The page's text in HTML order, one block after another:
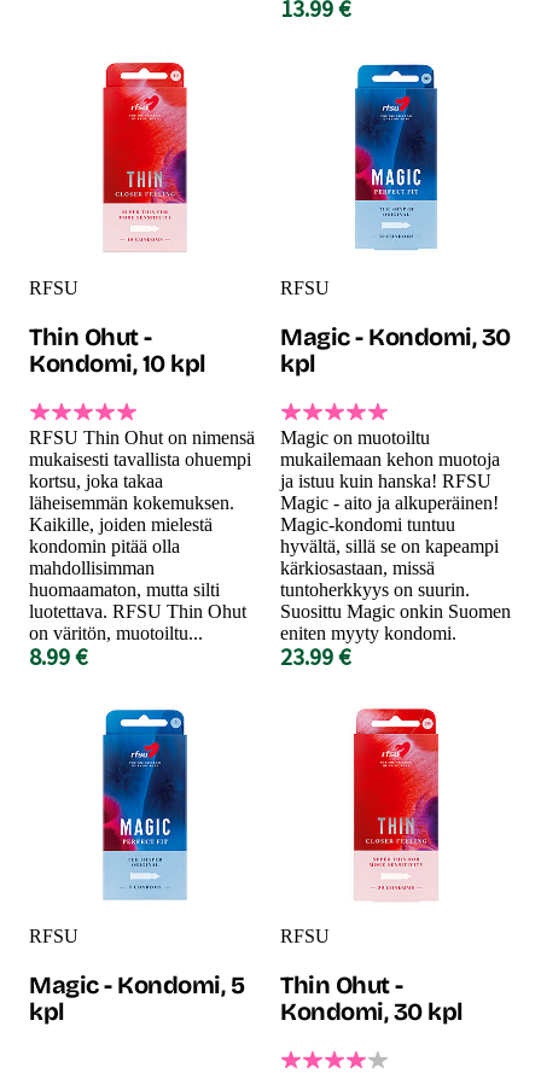
13.99 €
RFSU
Thin Ohut -
Kondomi, 10 kpl
RFSU Thin Ohut on nimensä
mukaisesti tavallista ohuempi
kortsu, joka takaa
läheisemmän kokemuksen.
Kaikille, joiden mielestä
kondomin pitää olla
mahdollisimman
huomaamaton, mutta silti
luotettava. RFSU Thin Ohut
on väritön, muotoiltu...
8.99 €
RFSU
Magic - Kondomi, 30
kpl
Magic on muotoiltu
mukailemaan kehon muotoja
ja istuu kuin hanska! RFSU
Magic - aito ja alkuperäinen!
Magic-kondomi tuntuu
hyvältä, sillä se on kapeampi
kärkiosastaan, missä
tuntoherkkyys on suurin.
Suosittu Magic onkin Suomen
eniten myyty kondomi.
23.99 €
RFSU
Magic - Kondomi, 5
kpl
RFSU
Thin Ohut -
Kondomi, 30 kpl